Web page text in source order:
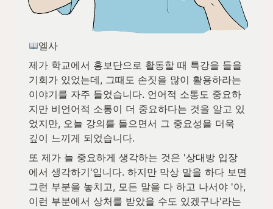
엘사
제가 학교에서 홍보단으로 활동할 때 특강을 들을
기회가 있었는데, 그때도 손짓을 많이 활용하라는
이야기를 자주 들었습니다. 언어적 소통도 중요하
지만 비언어적 소통이 더 중요하다는 것을 알고 있
었지만, 오늘 강의를 들으면서 그 중요성을 더욱
깊이 느끼게 되었습니다.
또 제가 늘 중요하게 생각하는 것은 '상대방 입장
에서 생각하기'입니다. 하지만 막상 말을 하다 보면
그런 부분을 놓치고, 모든 말을 다 하고 나서야 '아,
이런 부분에서 상처를 받았을 수도 있겠구나'라는